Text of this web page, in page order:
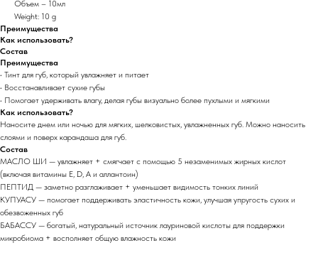
Объем – 10мл
Weight: 10 g
Преимущества
Как использовать?
Состав
Преимущества
• Тинт для губ, который увлажняет и питает
• Восстанавливает сухие губы
• Помогает удерживать влагу, делая губы визуально более пухлыми и мягкими
Как использовать?
Наносите днем ​​или ночью для мягких, шелковистых, увлажненных губ. Можно наносить
слоями и поверх карандаша для губ.
Состав
МАСЛО ШИ — увлажняет + смягчает с помощью 5 незаменимых жирных кислот
(включая витамины E, D, A и аллантоин)
ПЕПТИД — заметно разглаживает + уменьшает видимость тонких линий
КУПУАСУ — помогает поддерживать эластичность кожи, улучшая упругость сухих и
обезвоженных губ
БАБАССУ — богатый, натуральный источник лауриновой кислоты для поддержки
микробиома + восполняет общую влажность кожи